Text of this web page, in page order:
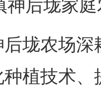
神后垅家
垅农场
植技术